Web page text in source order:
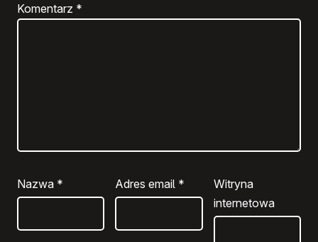
Komentarz *
Nazwa * Adres email *
Witryna
internetowa